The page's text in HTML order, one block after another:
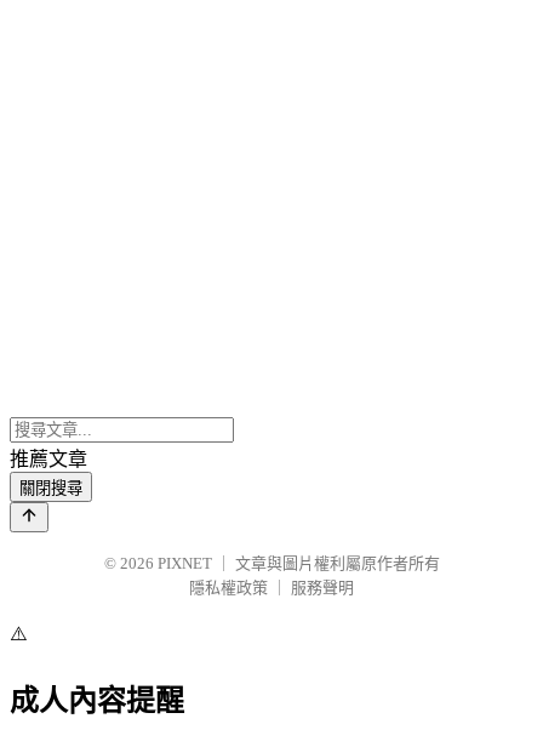
推薦文章
關閉搜尋
© 2026 PIXNET
文章與圖片權利屬原作者所有
隱私權政策
服務聲明
⚠️
成人內容提醒